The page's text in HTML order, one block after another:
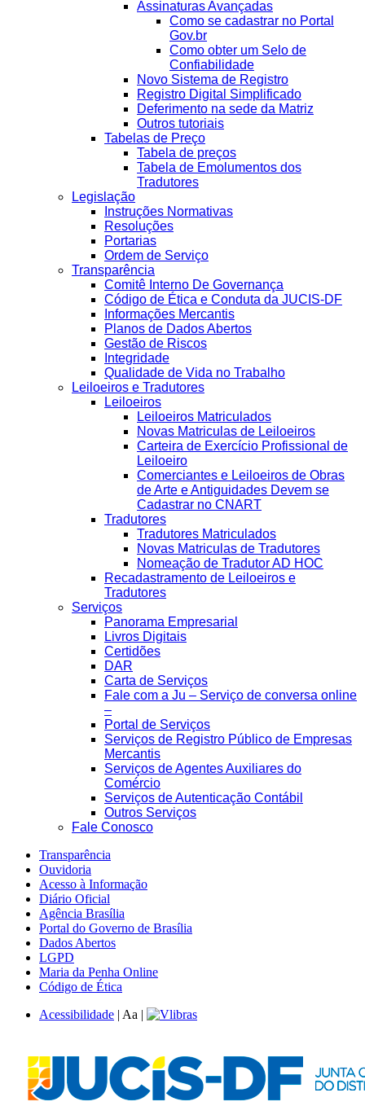
Assinaturas Avançadas
Como se cadastrar no Portal
Gov.br
Como obter um Selo de
Confiabilidade
Novo Sistema de Registro
Registro Digital Simplificado
Deferimento na sede da Matriz
Outros tutoriais
Tabelas de Preço
Tabela de preços
Tabela de Emolumentos dos
Tradutores
Legislação
Instruções Normativas
Resoluções
Portarias
Ordem de Serviço
Transparência
Comitê Interno De Governança
Código de Ética e Conduta da JUCIS-DF
Informações Mercantis
Planos de Dados Abertos
Gestão de Riscos
Integridade
Qualidade de Vida no Trabalho
Leiloeiros e Tradutores
Leiloeiros
Leiloeiros Matriculados
Novas Matriculas de Leiloeiros
Carteira de Exercício Profissional de
Leiloeiro
Comerciantes e Leiloeiros de Obras
de Arte e Antiguidades Devem se
Cadastrar no CNART
Tradutores
Tradutores Matriculados
Novas Matriculas de Tradutores
Nomeação de Tradutor AD HOC
Recadastramento de Leiloeiros e
Tradutores
Serviços
Panorama Empresarial
Livros Digitais
Certidões
DAR
Carta de Serviços
Fale com a Ju – Serviço de conversa online
–
Portal de Serviços
Serviços de Registro Público de Empresas
Mercantis
Serviços de Agentes Auxiliares do
Comércio
Serviços de Autenticação Contábil
Outros Serviços
Fale Conosco
Transparência
Ouvidoria
Acesso à Informação
Diário Oficial
Agência Brasília
Portal do Governo de Brasília
Dados Abertos
LGPD
Maria da Penha Online
Código de Ética
Acessibilidade | Aa |